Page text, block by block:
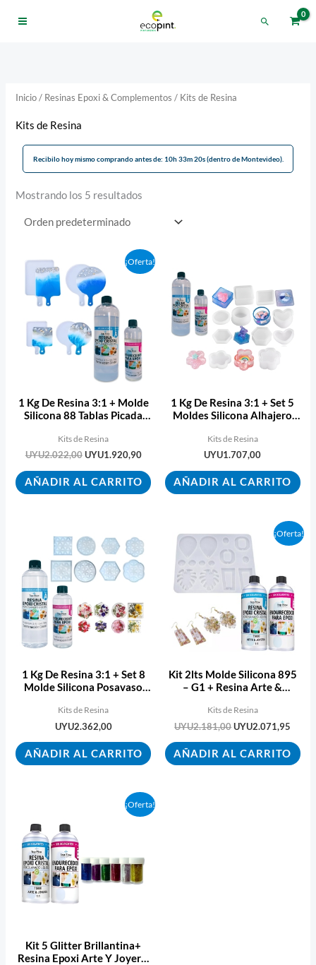
Buscar
Inicio/ Resinas Epoxi & Complementos / Kits de Resina
Kits de Resina
Recibilo hoy mismo comprando antes de: 10h 33m 20s (dentro de Montevideo).
Mostrando los 5 resultados
¡Oferta!
1 Kg De Resina 3:1 + Molde
Silicona 88 Tablas Picada
Kits de Resina
UYU2.022,00
precio
original
era:
UYU2.022,00.
UYU1.920,90
El
precio
UYU1.920,90.
AÑADIR AL CARRITO
1 Kg De Resina 3:1 + Set 5
Moldes Silicona Alhajero
Kits de Resina
UYU1.707,00
AÑADIR AL CARRITO
1 Kg De Resina 3:1 + Set 8
Molde Silicona Posavaso
Kits de Resina
UYU2.362,00
AÑADIR AL CARRITO
¡Oferta!
Kit 2lts Molde Silicona 895
– G1 + Resina Arte &
Kits de Resina
UYU2.181,00
precio
original
era:
UYU2.181,00.
UYU2.071,95
El
precio
AÑADIR AL CARRITO
¡Oferta!
Kit 5 Glitter Brillantina+
Resina Epoxi Arte Y Joyería
El
precio